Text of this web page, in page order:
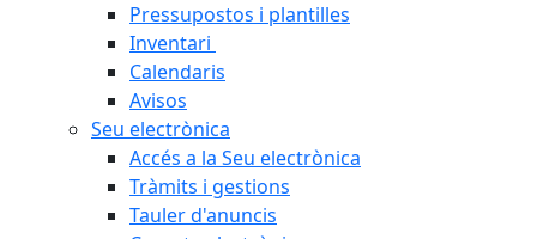
Pressupostos i plantilles
Inventari
Calendaris
Avisos
Seu electrònica
Accés a la Seu electrònica
Tràmits i gestions
Tauler d'anuncis